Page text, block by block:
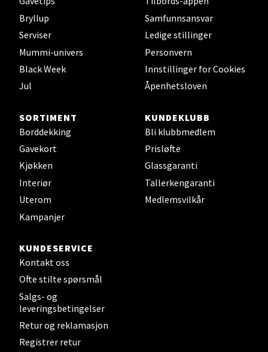
Bryllup
Serviser
Mummi-univers
Black Week
Jul
Samfunnsansvar
Ledige stillinger
Personvern
Innstillinger for Cookies
Åpenhetsloven
SORTIMENT
Borddekking
Gavekort
Kjøkken
Interiør
Uterom
Kampanjer
KUNDEKLUBB
Bli klubbmedlem
Prisløfte
Glassgaranti
Tallerkengaranti
Medlemsvilkår
KUNDESERVICE
Kontakt oss
Ofte stilte spørsmål
Salgs- og
leveringsbetingelser
Retur og reklamasjon
Registrer retur
Bryne/Jæren - M44
Jupiterveien 2, 4340 Bryne
Velg
Stavanger og Sandnes - Thon
Senter Madla
Madlakrossen nr 9, 4042 Stavanger
Åpent i dag 10-20
0 i butikk